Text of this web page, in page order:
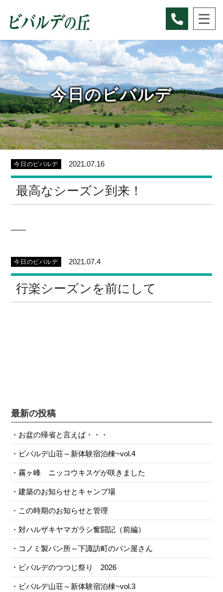
今日のビバルデ
今日のビバルデ 2021.07.16
最高なシーズン到来！
今日のビバルデ 2021.07.4
行楽シーズンを前にして
最新の投稿
お盆の帰省と言えば・・・
ビバルデ山荘～新体験宿泊棟~vol.4
霧ヶ峰 ニッコウキスゲが咲きました
建築のお知らせとキャンプ場
この時期のお知らせと管理
対ハルザキヤマガラシ奮闘記（前編）
コノミ製パン所～下諏訪町のパン屋さん
ビバルデのつつじ祭り 2026
ビバルデ山荘～新体験宿泊棟~vol.3